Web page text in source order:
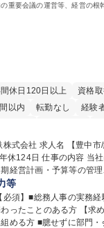
重要会議の運営等、経営の根
休日120日以上
資格
以内
転勤なし 経験
昼食補助あり 食事
人事】経験者歓迎！/
て採用関係業務、人材
経営計画・予算等の管
議の運営等、経営の根幹
】 ■採用関係業務および
の推進 ■中期経営計画お
の重要会議の運営 ■その
等
必須】■総務人事の実務
方 【求める人物像】 ■探求心を持
める方 ■臆せずに部門